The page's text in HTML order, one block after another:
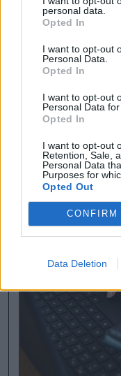
personal data.
Opted In
I want to opt-out
Personal Data.
Opted In
I want to opt-out
Personal Data
Opted In
I want to opt-out
Retention, Sale,
Personal Data
Purposes for
Opted Out
CONFIRM
Data Deletion
hatására
hiány és idénre
várható. A
ebből a
abból a
költségvetési
korábban